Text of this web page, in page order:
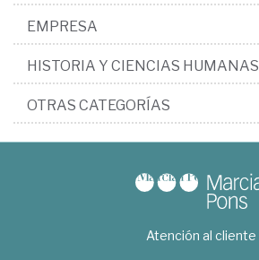
EMPRESA
HISTORIA Y CIENCIAS HUMANAS
OTRAS CATEGORÍAS
Atención al cliente